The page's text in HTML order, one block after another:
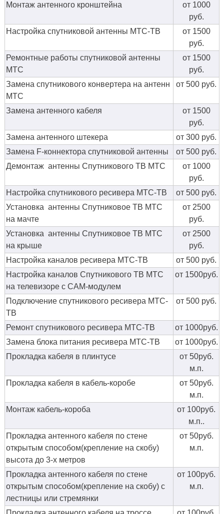
Монтаж антенного кронштейна
от 1000
руб.
Настройка спутниковой антенны МТС-ТВ
от 1500
руб.
Ремонтные работы спутниковой антенны
МТС
от 1500
руб.
Замена спутникового конвертера на антенн
МТС
от 500 руб.
Замена антенного кабеля
от 1500
руб.
Замена антенного штекера
от 300 руб.
Замена F-коннектора спутниковой антенны
от 500 руб.
Демонтаж антенны Спутникового ТВ МТС
от 1000
руб.
Настройка спутникового ресивера МТС-ТВ
от 500 руб.
Установка антенны Спутниковое ТВ МТС
на мачте
от 2500
руб.
Установка антенны Спутниковое ТВ МТС
на крыше
от 2500
руб.
Настройка каналов ресивера МТС-ТВ
от 500 руб.
Настройка каналов Спутникового ТВ МТС
на телевизоре с CAM-модулем
от 1500руб.
Подключение спутникового ресивера МТС-
ТВ
от 500 руб.
Ремонт спутникового ресивера МТС-ТВ
от 1000руб.
Замена блока питания ресивера МТС-ТВ
от 1000руб.
Прокладка кабеля в плинтусе
от 50руб.
м.п.
Прокладка кабеля в кабель-коробе
от 50руб.
м.п.
Монтаж кабель-короба
от 100руб.
м.п..
Прокладка антенного кабеля по стене
открытым способом(крепление на скобу)
высота до 3-х метров
от 50руб.
м.п.
Прокладка антенного кабеля по стене
открытым способом(крепление на скобу) с
лестницы или стремянки
от 100руб.
м.п.